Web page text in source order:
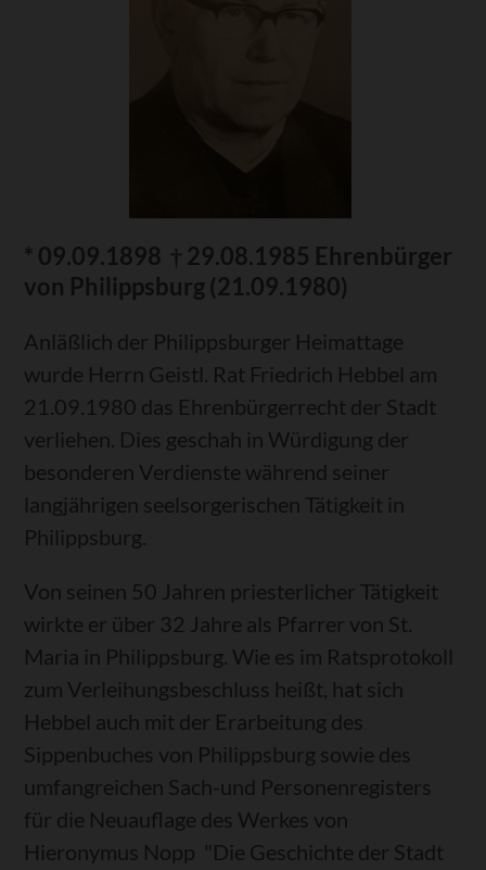
* 09.09.1898 † 29.08.1985 Ehrenbürger
von Philippsburg (21.09.1980)
Anläßlich der Philippsburger Heimattage
wurde Herrn Geistl. Rat Friedrich Hebbel am
21.09.1980 das Ehrenbürgerrecht der Stadt
verliehen. Dies geschah in Würdigung der
besonderen Verdienste während seiner
langjährigen seelsorgerischen Tätigkeit in
Philippsburg.
Von seinen 50 Jahren priesterlicher Tätigkeit
wirkte er über 32 Jahre als Pfarrer von St.
Maria in Philippsburg. Wie es im Ratsprotokoll
zum Verleihungsbeschluss heißt, hat sich
Hebbel auch mit der Erarbeitung des
Sippenbuches von Philippsburg sowie des
umfangreichen Sach-und Personenregisters
für die Neuauflage des Werkes von
Hieronymus Nopp "Die Geschichte der Stadt